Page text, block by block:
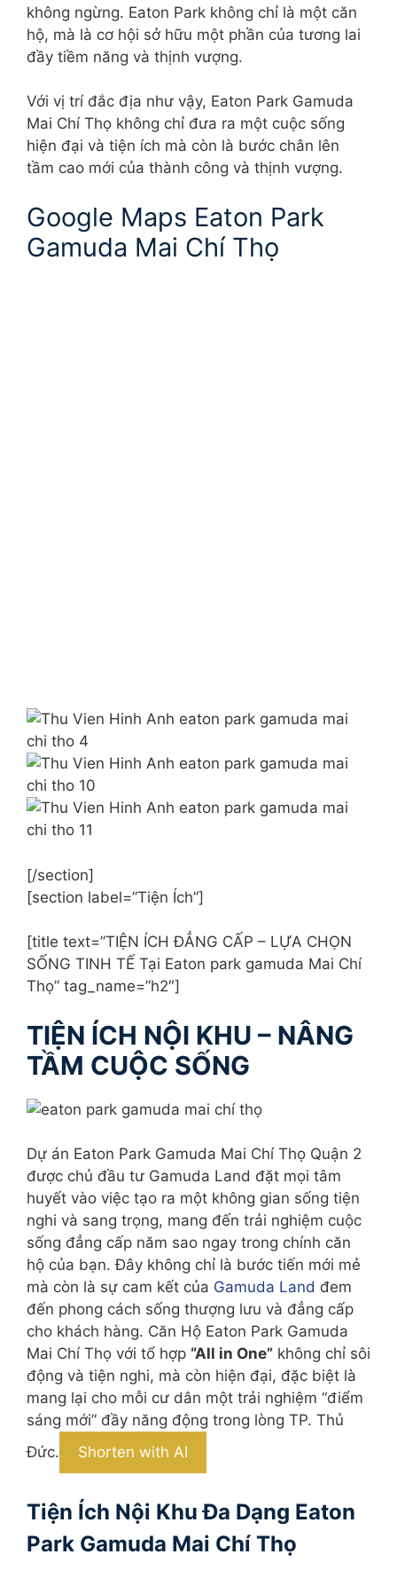
không ngừng. Eaton Park không chỉ là một căn
hộ, mà là cơ hội sở hữu một phần của tương lai
đầy tiềm năng và thịnh vượng.
Với vị trí đắc địa như vậy, Eaton Park Gamuda
Mai Chí Thọ không chỉ đưa ra một cuộc sống
hiện đại và tiện ích mà còn là bước chân lên
tầm cao mới của thành công và thịnh vượng.
Google Maps Eaton Park
Gamuda Mai Chí Thọ
[/section]
[section label=”Tiện Ích”]
[title text=”TIỆN ÍCH ĐẲNG CẤP – LỰA CHỌN
SỐNG TINH TẾ Tại Eaton park gamuda Mai Chí
Thọ” tag_name=”h2″]
TIỆN ÍCH NỘI KHU – NÂNG
TẦM CUỘC SỐNG
Dự án Eaton Park Gamuda Mai Chí Thọ Quận 2
được chủ đầu tư Gamuda Land đặt mọi tâm
huyết vào việc tạo ra một không gian sống tiện
nghi và sang trọng, mang đến trải nghiệm cuộc
sống đẳng cấp năm sao ngay trong chính căn
hộ của bạn. Đây không chỉ là bước tiến mới mẻ
mà còn là sự cam kết của Gamuda Land đem
đến phong cách sống thượng lưu và đẳng cấp
cho khách hàng. Căn Hộ Eaton Park Gamuda
Mai Chí Thọ với tổ hợp “All in One” không chỉ sôi
động và tiện nghi, mà còn hiện đại, đặc biệt là
mang lại cho mỗi cư dân một trải nghiệm “điểm
sáng mới” đầy năng động trong lòng TP. Thủ
Đức.
Shorten with AI
Tiện Ích Nội Khu Đa Dạng Eaton
Park Gamuda Mai Chí Thọ